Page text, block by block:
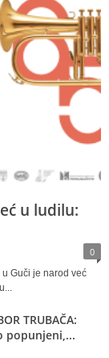
u ludilu:
0
Guči je narod već
TRUBAČA:
popunjeni,...